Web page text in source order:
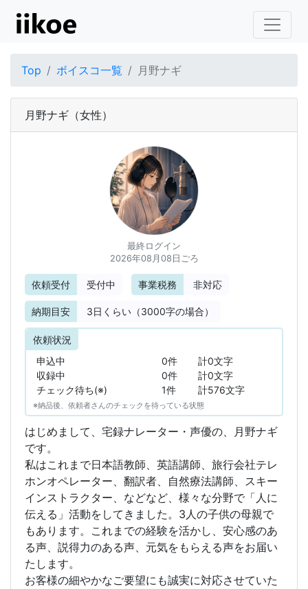
Top ボイスコ一覧 月野ナギ
月野ナギ （女性）
最終ログイン
2026年08月08日ごろ
依頼受付 受付中 事業税務 非対応
納期目安 3日くらい（3000字の場合）
依頼状況
申込中
0件
計0文字
収録中
0件
計0文字
チェック待ち(※)
1件 計576文字
※納品後、依頼者さんのチェックを待っている状態
はじめまして、宅録ナレーター・声優の、月野ナギ
です。
私はこれまで日本語教師、英語講師、旅行会社テレ
ホンオペレーター、翻訳者、自然療法講師、スキー
インストラクター、などなど、様々な分野で「人に
伝える」活動をしてきました。3人の子供の母親で
もあります。これまでの経験を活かし、安心感のあ
る声、説得力のある声、元気をもらえる声をお届い
たします。
お客様の細やかなご要望にも誠実に対応させていた